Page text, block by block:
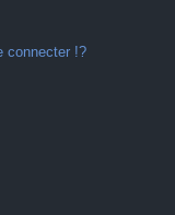
connecter !?